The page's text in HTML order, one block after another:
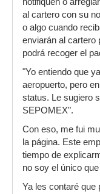
al cartero con su
o algo cuando
enviarán al cartero
podrá recoger el
"Yo entiendo que
aeropuerto, pero
status. Le sugiero
SEPOMEX".
Con eso, me fui
la página. Este
tiempo de
no soy el único
Ya les contaré que